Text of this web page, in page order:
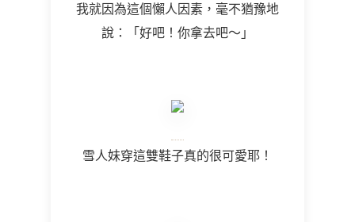
我就因為這個懶人因素，毫不猶豫地
說：「好吧！你拿去吧～」
雪人妹穿這雙鞋子真的很可愛耶！